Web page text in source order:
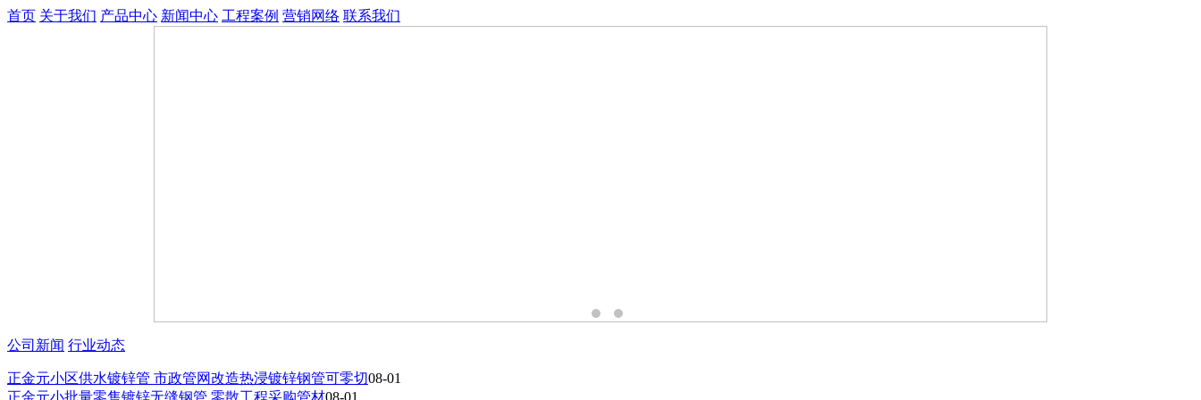
首页 关于我们 产品中心 新闻中心 工程案例 营销网络 联系我们
公司新闻 行业动态
正金元小区供水镀锌管 市政管网改造热浸镀锌钢管可零切08-01
正金元小批量零售镀锌无缝钢管 零散工程采购管材08-01